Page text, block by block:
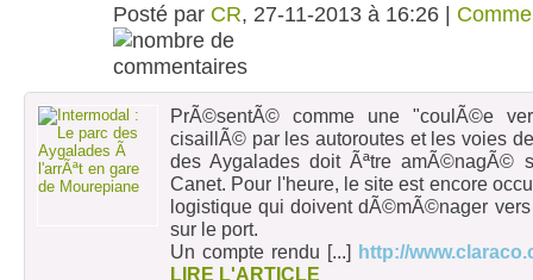
Posté par CR, 27-11-2013 à 16:26 |
PrÃ©sentÃ© comme une "coulÃ©e
cisaillÃ© par les autoroutes et les voies
des Aygalades doit Ãªtre amÃ©nagÃ©
Canet. Pour l'heure, le site est encore
logistique qui doivent dÃ©mÃ©nager
sur le port.
Un compte rendu [...] http://
LIRE L'ARTICLE